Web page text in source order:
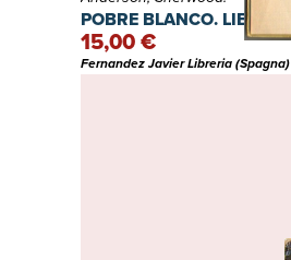
POBRE BLANCO. LIBRO I.
15,00 €
Fernandez Javier Libreria (Spagna)